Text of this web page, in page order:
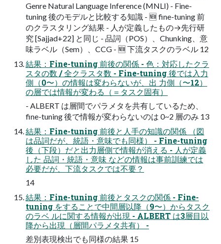
Genre Natural Language Inference (MNLI) - Fine-
tuning 後のモデルと比較する知識 - 🆕 fine-tuning 前
のクラスタリング結果 - 人が定義したもの→先行研
究 [Sajjad+22] と同じ - 品詞（POS）、Chunking、意
味ラベル（Sem）、CCG - 🆕 下流タスクのラベル 12
結果：Fine-tuning 前後の関係 - 色：対応したクラ
スタの数 / 全クラスタ数 - Fine-tuning 後では入力
側（0〜）の情報は変わらないが、出 力側（〜12）
の層では情報が変わる（＝タスク固有）
- ALBERT は層間でパラメタを共有しているため、
fine-tuning 後で情報が変わらないのは 0~2 層のみ 13
結果：Fine-tuning 前後と人手の知識の関係 （図
は品詞だが、統語・意味でも同様） - Fine-tuning
後（下段）だと出力層側で情報が消える - 人が定義
した 品詞・統語・意味 などの情報は事前訓練では
必要だが、下流タスクでは不要？
14
結果：Fine-tuning 前後とタスクの関係 - Fine-
tuning をすることで中間層以降（9〜）からタスク
のラベ ルに関する情報が出現 - ALBERT は3層目以
降から出現（層間パラメタ共有） -
差別表現検出でも同様の結果 15